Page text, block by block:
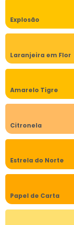
Explosão
Laranjeira em Flor
Amarelo Tigre
Citronela
Estrela do Norte
Papel de Carta